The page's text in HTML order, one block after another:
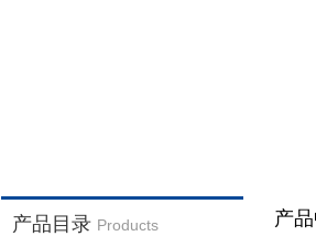
产品目录 Products 产